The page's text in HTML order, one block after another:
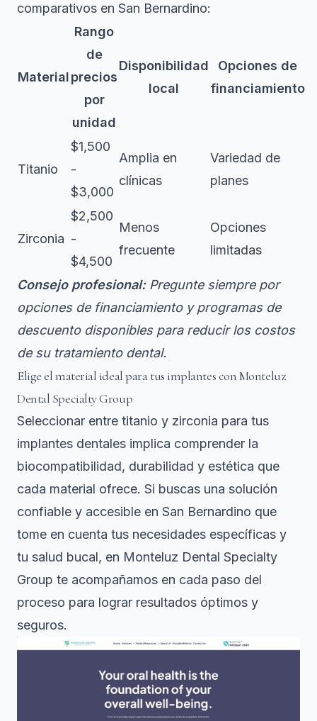
comparativos en San Bernardino:
Material
Rango
de
precios
por
unidad
Disponibilidad
local
Opciones de
financiamiento
Titanio
$1,500
-
$3,000
Amplia en
clínicas
Variedad de
planes
Zirconia
$2,500
-
$4,500
Menos
frecuente
Opciones
limitadas
Consejo profesional: Pregunte siempre por
opciones de financiamiento y programas de
descuento disponibles para reducir los costos
de su tratamiento dental.
Elige el material ideal para tus implantes con Monteluz
Dental Specialty Group
Seleccionar entre titanio y zirconia para tus
implantes dentales implica comprender la
biocompatibilidad, durabilidad y estética que
cada material ofrece. Si buscas una solución
confiable y accesible en San Bernardino que
tome en cuenta tus necesidades específicas y
tu salud bucal, en Monteluz Dental Specialty
Group te acompañamos en cada paso del
proceso para lograr resultados óptimos y
seguros.